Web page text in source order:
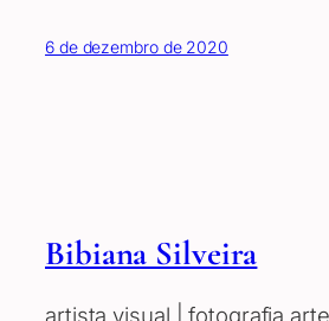
6 de dezembro de 2020
Bibiana Silveira
artista visual | fotografia